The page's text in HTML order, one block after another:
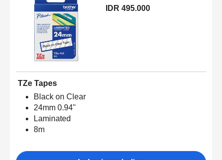
IDR 495.000
TZe Tapes
Black on Clear
24mm 0.94"
Laminated
8m